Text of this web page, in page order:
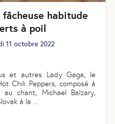
habitude
à poil
11 octobre 2022
et autres Lady Gaga, le
Chili Peppers, composé à
au chant, Michael Balzary,
à la